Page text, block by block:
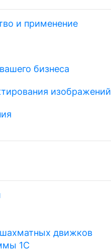
и применение
бизнеса
изображений
движков
1С